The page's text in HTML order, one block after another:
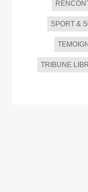
SPORT &
TRIBUNE